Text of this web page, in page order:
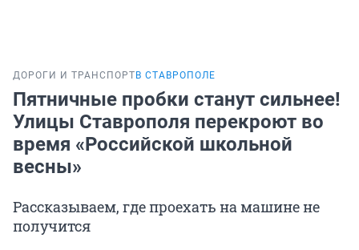
ДОРОГИ И ТРАНСПОРТ В СТАВРОПОЛЕ
Пятничные пробки станут сильнее!
Улицы Ставрополя перекроют во
время «Российской школьной
весны»
Рассказываем, где проехать на машине не
получится